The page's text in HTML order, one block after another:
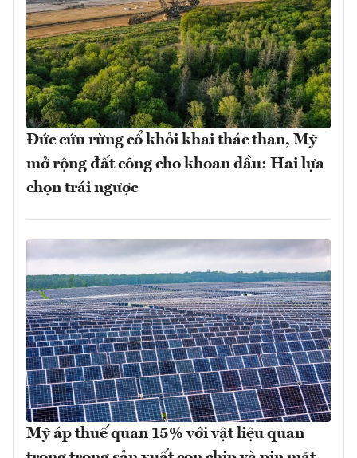
Đức cứu rừng cổ khỏi khai thác than, Mỹ
mở rộng đất công cho khoan dầu: Hai lựa
chọn trái ngược
Mỹ áp thuế quan 15% với vật liệu quan